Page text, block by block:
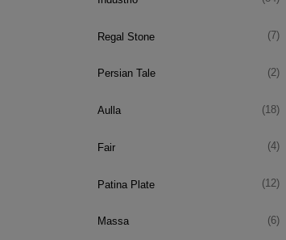
Regal Stone (7)
Persian Tale (2)
Aulla (18)
Fair (4)
Patina Plate (12)
Massa (6)